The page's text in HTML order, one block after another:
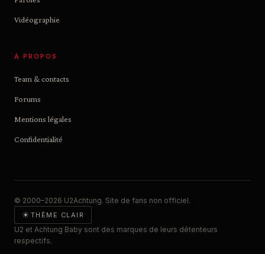
Vidéographie
À PROPOS
Team & contacts
Forums
Mentions légales
Confidentialité
© 2000–2026 U2Achtung. Site de fans non officiel.
☀ THÈME CLAIR
U2 et Achtung Baby sont des marques de leurs détenteurs
respectifs.